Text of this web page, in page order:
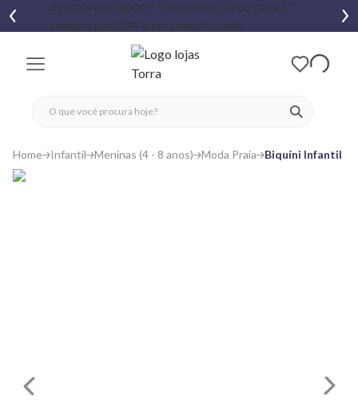
ver
fechar menu
fechar menu
favoritos
Home Infantil Meninas (4 - 8 anos) Moda Praia Biquíni Infantil